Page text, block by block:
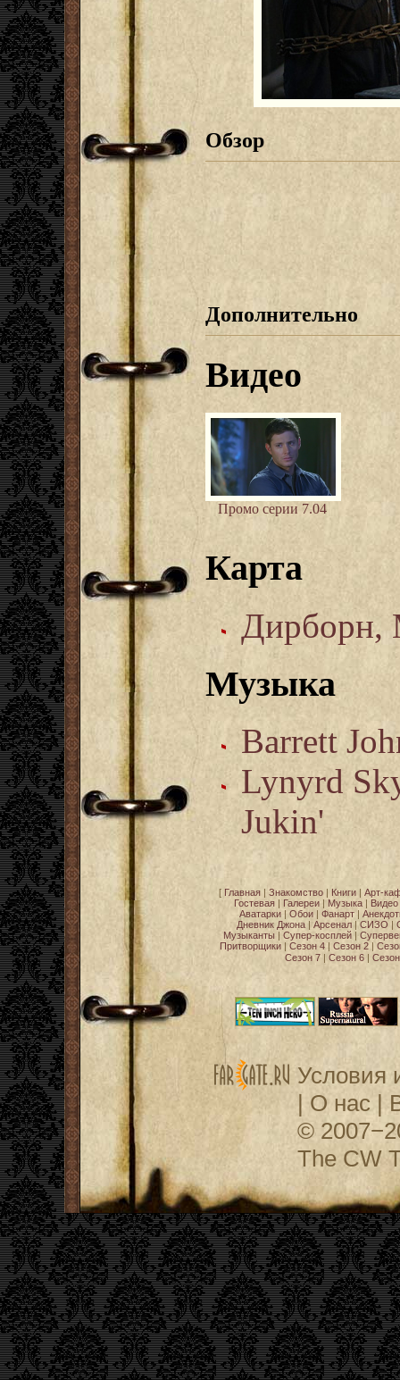
Обзор
Дополнительно
Видео
Промо серии 7.04
Карта
Дирборн,
Музыка
Barrett
Lynуrd
Jukin'
[ Главная| Знакомство| Книги| Арт-
Гостевая
Галереи Музыка Видео
Аватарки
Обои Фанарт
Дневник Джона|Арсенал| СИЗО
Музыканты
Супер-косплей
Притворщики
Сезон 4 Сезон 2
Сезон 7| Сезон 6|
Условия
| О нас|
©
The CW